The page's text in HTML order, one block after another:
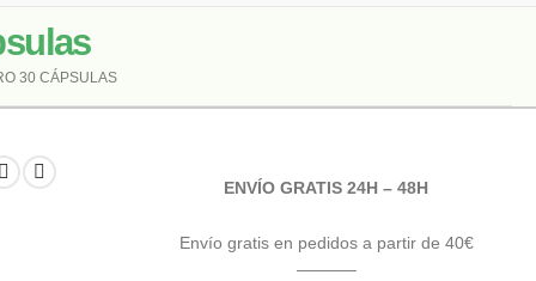
30 CÁPSULAS
ENVÍO GRATIS 24H – 48H
Envío gratis en pedidos a partir de 40€
———–